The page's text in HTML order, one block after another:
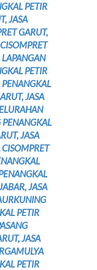
PETIR
JASA
GARUT,
PETIR
JASA
PENANGKAL
JASA
CISOMPRET
JASA
PETIR
JASA
PETIR